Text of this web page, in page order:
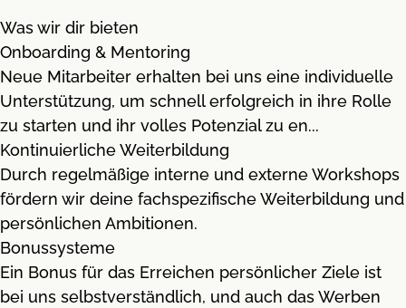
Was wir dir bieten
Onboarding & Mentoring
Neue Mitarbeiter erhalten bei uns eine individuelle
Unterstützung, um schnell erfolgreich in ihre Rolle
zu starten und ihr volles Potenzial zu en...
Kontinuierliche Weiterbildung
Durch regelmäßige interne und externe Workshops
fördern wir deine fachspezifische Weiterbildung und
persönlichen Ambitionen.
Bonussysteme
Ein Bonus für das Erreichen persönlicher Ziele ist
bei uns selbstverständlich, und auch das Werben